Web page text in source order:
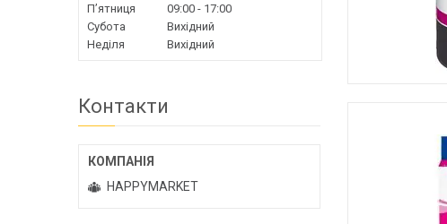
Пʼятниця
09:00
17:00
Субота
Вихідний
Неділя
Вихідний
Контакти
HAPPYMARKET